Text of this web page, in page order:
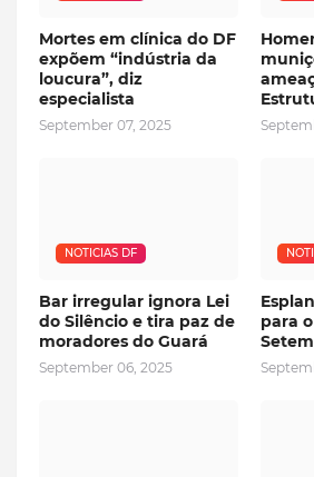
Mortes em clínica do DF
expõem “indústria da
loucura”, diz
especialista
September 07, 2025
NOTICIAS DF
Bar irregular ignora Lei
do Silêncio e tira paz de
moradores do Guará
September 06, 2025
para